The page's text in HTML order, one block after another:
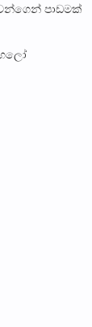
පාඩමක්
හලෝ